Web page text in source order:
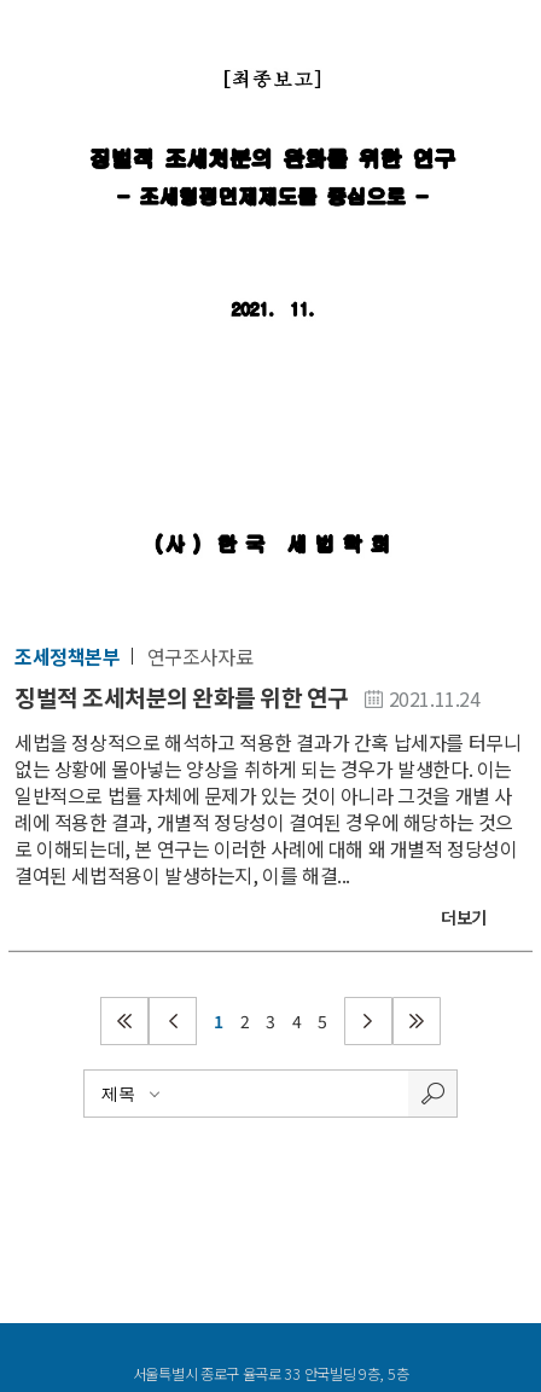
조세정책본부 연구조사자료
징벌적 조세처분의 완화를 위한 연구
2021.11.24
세법을 정상적으로 해석하고 적용한 결과가 간혹 납세자를 터무니
없는 상황에 몰아넣는 양상을 취하게 되는 경우가 발생한다. 이는
일반적으로 법률 자체에 문제가 있는 것이 아니라 그것을 개별 사
례에 적용한 결과, 개별적 정당성이 결여된 경우에 해당하는 것으
로 이해되는데, 본 연구는 이러한 사례에 대해 왜 개별적 정당성이
결여된 세법적용이 발생하는지, 이를 해결...
더보기
1 2 3 4 5
서울특별시 종로구 율곡로 33 안국빌딩 9층, 5층